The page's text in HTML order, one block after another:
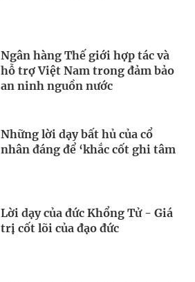
Ngân hàng Thế giới hợp tác và
hỗ trợ Việt Nam trong đảm bảo
an ninh nguồn nước
Những lời dạy bất hủ của cổ
nhân đáng để ‘khắc cốt ghi tâm
Lời dạy của đức Khổng Tử - Giá
trị cốt lõi của đạo đức